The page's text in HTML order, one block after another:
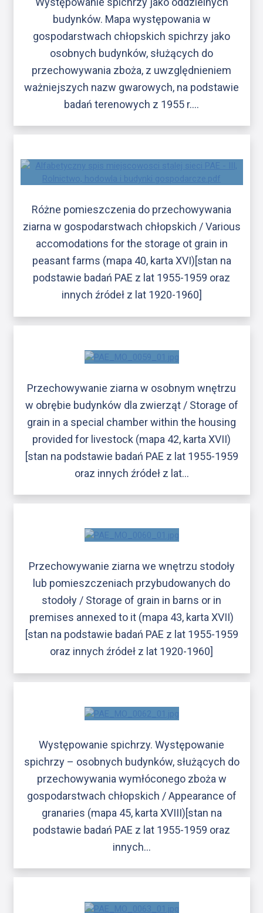
budynków. Mapa występowania w
gospodarstwach chłopskich spichrzy jako
osobnych budynków, służących do
przechowywania zboża, z uwzględnieniem
ważniejszych nazw gwarowych, na podstawie
badań terenowych z 1955 r.…
Różne pomieszczenia do przechowywania
ziarna w gospodarstwach chłopskich / Various
accomodations for the storage ot grain in
peasant farms (mapa 40, karta XVI)[stan na
podstawie badań PAE z lat 1955-1959 oraz
innych źródeł z lat 1920-1960]
Przechowywanie ziarna w osobnym wnętrzu
w obrębie budynków dla zwierząt / Storage of
grain in a special chamber within the housing
provided for livestock (mapa 42, karta XVII)
[stan na podstawie badań PAE z lat 1955-1959
oraz innych źródeł z lat…
Przechowywanie ziarna we wnętrzu stodoły
lub pomieszczeniach przybudowanych do
stodoły / Storage of grain in barns or in
premises annexed to it (mapa 43, karta XVII)
[stan na podstawie badań PAE z lat 1955-1959
oraz innych źródeł z lat 1920-1960]
Występowanie spichrzy. Występowanie
spichrzy – osobnych budynków, służących do
przechowywania wymłóconego zboża w
gospodarstwach chłopskich / Appearance of
granaries (mapa 45, karta XVIII)[stan na
podstawie badań PAE z lat 1955-1959 oraz
innych…